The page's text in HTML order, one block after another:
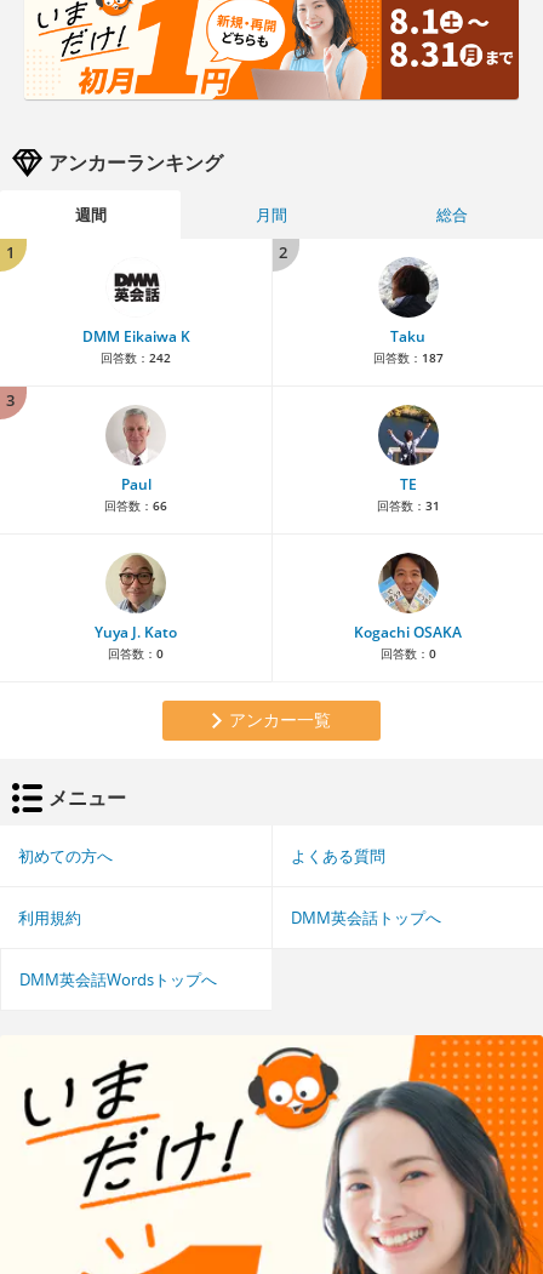
アンカーランキング
週間 月間
総合
1
DMM Eikaiwa K
回答数： 242
2
Taku
回答数： 187
3
Paul
回答数： 66
TE
回答数： 31
Yuya J. Kato
回答数： 0
Kogachi OSAKA
回答数： 0
アンカー一覧
メニュー
初めての方へ よくある質問
利用規約 DMM英会話トップへ
DMM英会話Wordsトップへ